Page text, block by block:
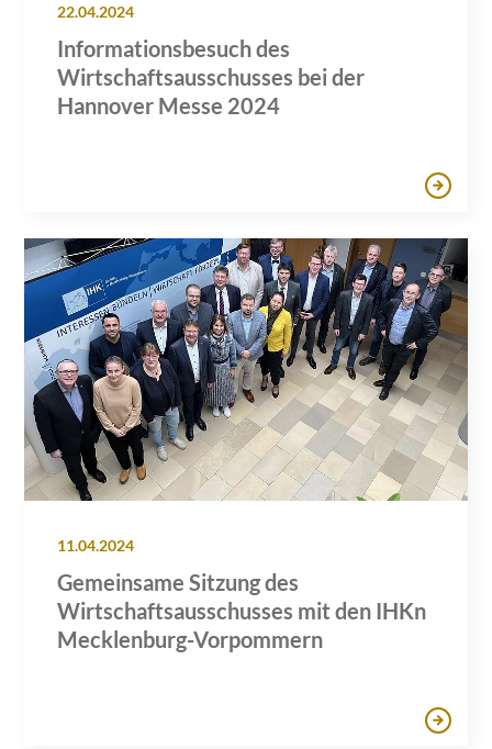
22.04.2024
Informationsbesuch des
Wirtschaftsausschusses bei der
Hannover Messe 2024
11.04.2024
Gemeinsame Sitzung des
Wirtschaftsausschusses mit den IHKn
Mecklenburg-Vorpommern